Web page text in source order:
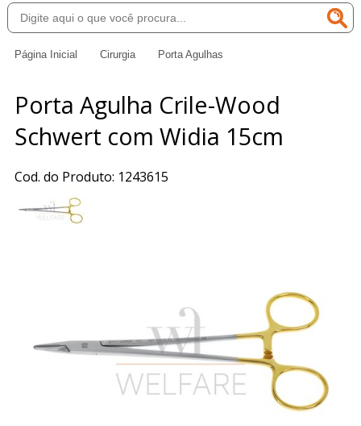
Página Inicial Cirurgia Porta Agulhas
Porta Agulha Crile-Wood
Schwert com Widia 15cm
Cod. do Produto: 1243615